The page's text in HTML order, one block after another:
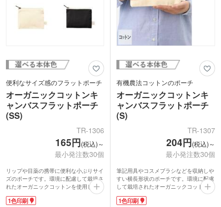
便利なサイズ感のフラットポーチ
オーガニックコットンキ
ャンバスフラットポーチ
(SS)
TR-1306
165円(税込)～
最小発注数30個
リップや目薬の携帯に便利な小ぶりサイ
ズのポーチです。環境に配慮して栽培さ
れたオーガニックコットンを使用してい
るので、SDGsの取組みを意識したノベ
ルティが制作できます。かさばりにくい
1色印刷
有機農法コットンのポーチ
オーガニックコットンキ
ャンバスフラットポーチ
(S)
TR-1307
204円(税込)～
最小発注数30個
筆記用具やコスメブラシなどを収納しや
すい横長形状のポーチです。環境に配慮
して栽培されたオーガニックコットンを
使用しているので、SDGsの取組みを意
識したノベルティが制作できます。マチ
1色印刷